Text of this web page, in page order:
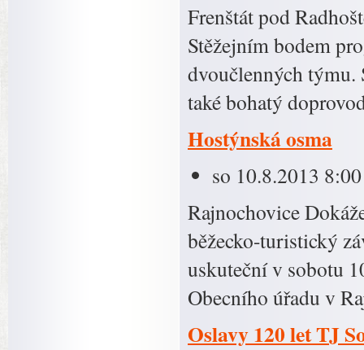
Frenštát pod
Stěžejním bodem
dvoučlenných týmu.
také bohatý
Hostýnská osma
so 10.8.2013 8:00
Rajnochovice
běžecko-turistický
uskuteční v sobotu
Obecního úřadu v
Oslavy 120 let TJ